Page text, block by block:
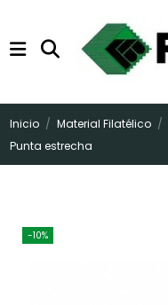
Inicio Material Filatélico
Punta estrecha
-10%